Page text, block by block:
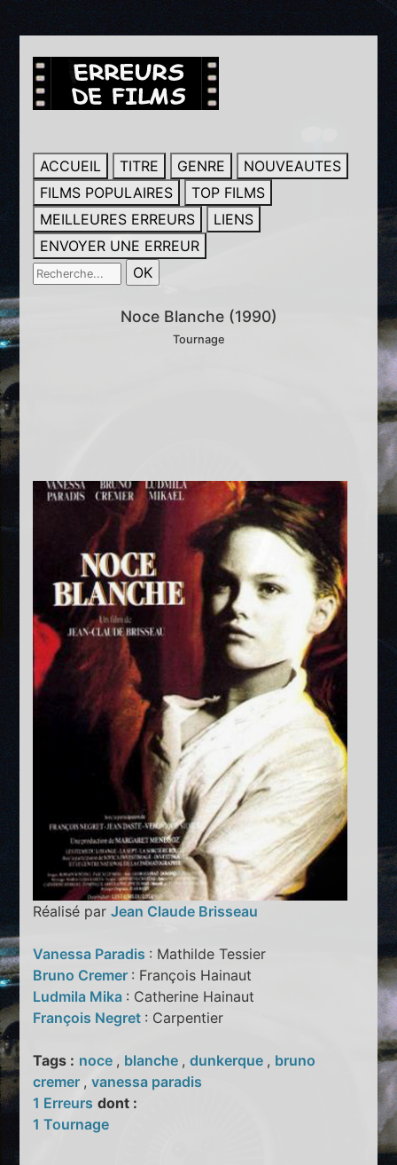
ACCUEIL TITRE GENRE
NOUVEAUTES
FILMS POPULAIRES
TOP FILMS
MEILLEURES ERREURS
LIENS
ENVOYER UNE ERREUR
Noce Blanche (1990)
Tournage
Réalisé parJean Claude Brisseau
Vanessa Paradis : Mathilde Tessier
Bruno Cremer : François Hainaut
Ludmila Mika : Catherine Hainaut
François Negret : Carpentier
Tags : noce , blanche ,dunkerque , bruno
cremer ,vanessa paradis
1 Erreurs dont :
1 Tournage